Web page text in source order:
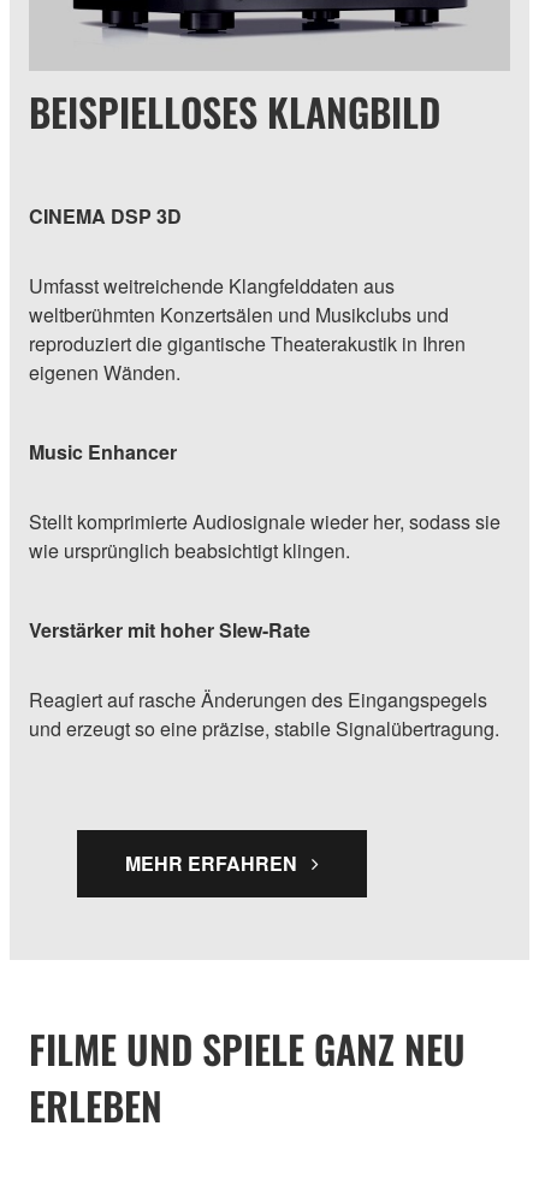
BEISPIELLOSES KLANGBILD
CINEMA DSP 3D
Umfasst weitreichende Klangfelddaten aus
weltberühmten Konzertsälen und Musikclubs und
reproduziert die gigantische Theaterakustik in Ihren
eigenen Wänden.
Music Enhancer
Stellt komprimierte Audiosignale wieder her, sodass sie
wie ursprünglich beabsichtigt klingen.
Verstärker mit hoher Slew-Rate
Reagiert auf rasche Änderungen des Eingangspegels
und erzeugt so eine präzise, stabile Signalübertragung.
MEHR ERFAHREN
FILME UND SPIELE GANZ NEU
ERLEBEN